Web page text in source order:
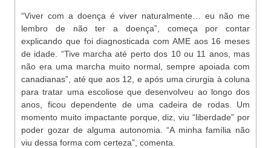
“Viver com a doença é viver naturalmente… eu não me
lembro de não ter a doença”, começa por contar
explicando que foi diagnosticada com AME aos 16 meses
de idade. “Tive marcha até perto dos 10 ou 11 anos, mas
não era uma marcha muito normal, sempre apoiada com
canadianas”, até que aos 12, e após uma cirurgia à coluna
para tratar uma escoliose que desenvolveu ao longo dos
anos, ficou dependente de uma cadeira de rodas. Um
momento muito impactante porque, diz, viu “liberdade” por
poder gozar de alguma autonomia. “A minha família não
viu dessa forma com certeza”, comenta.